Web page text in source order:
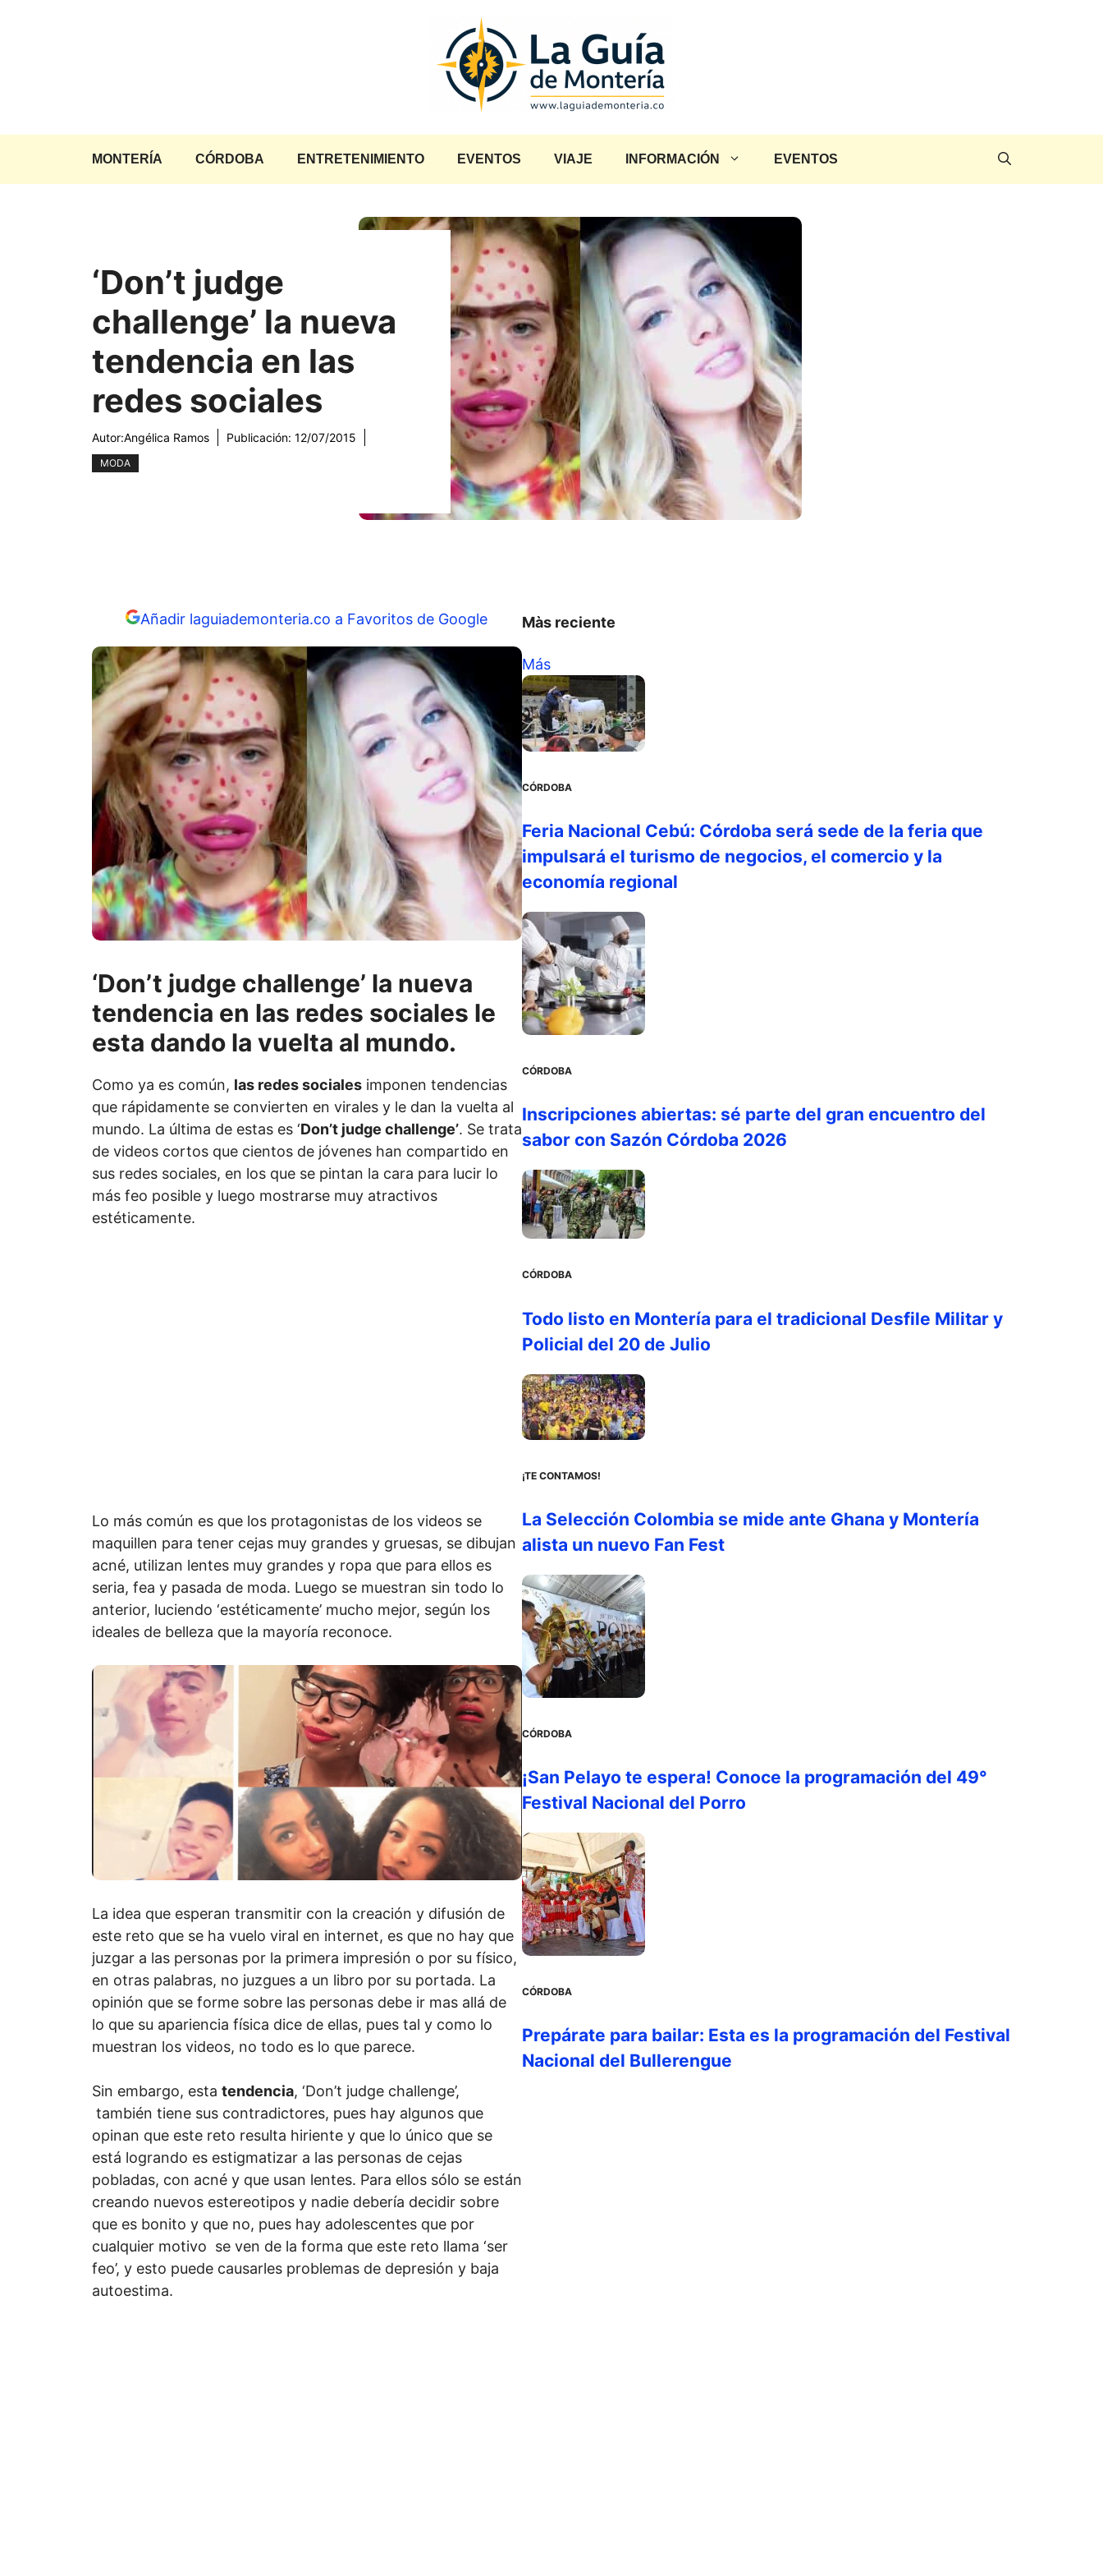
MONTERÍA CÓRDOBA ENTRETENIMIENTO EVENTOS VIAJE INFORMACIÓN EVENTOS
‘Don’t judge
challenge’ la nueva
tendencia en las
redes sociales
Autor:Angélica Ramos Publicación: 12/07/2015
MODA
Añadir laguiademonteria.co a Favoritos de Google
‘Don’t judge challenge’ la nueva
tendencia en las redes sociales le
esta dando la vuelta al mundo.
Como ya es común, las redes sociales imponen tendencias
que rápidamente se convierten en virales y le dan la vuelta al
mundo. La última de estas es ‘Don’t judge challenge’. Se trata
de videos cortos que cientos de jóvenes han compartido en
sus redes sociales, en los que se pintan la cara para lucir lo
más feo posible y luego mostrarse muy atractivos
estéticamente.
Lo más común es que los protagonistas de los videos se
maquillen para tener cejas muy grandes y gruesas, se dibujan
acné, utilizan lentes muy grandes y ropa que para ellos es
seria, fea y pasada de moda. Luego se muestran sin todo lo
anterior, luciendo ‘estéticamente’ mucho mejor, según los
ideales de belleza que la mayoría reconoce.
La idea que esperan transmitir con la creación y difusión de
este reto que se ha vuelo viral en internet, es que no hay que
juzgar a las personas por la primera impresión o por su físico,
en otras palabras, no juzgues a un libro por su portada. La
opinión que se forme sobre las personas debe ir mas allá de
lo que su apariencia física dice de ellas, pues tal y como lo
muestran los videos, no todo es lo que parece.
Sin embargo, esta tendencia, ‘Don’t judge challenge’,
también tiene sus contradictores, pues hay algunos que
opinan que este reto resulta hiriente y que lo único que se
está logrando es estigmatizar a las personas de cejas
pobladas, con acné y que usan lentes. Para ellos sólo se están
creando nuevos estereotipos y nadie debería decidir sobre
que es bonito y que no, pues hay adolescentes que por
cualquier motivo se ven de la forma que este reto llama ‘ser
feo’, y esto puede causarles problemas de depresión y baja
autoestima.
Màs reciente
Más
CÓRDOBA
Feria Nacional Cebú: Córdoba será sede de la feria que
impulsará el turismo de negocios, el comercio y la
economía regional
CÓRDOBA
Inscripciones abiertas: sé parte del gran encuentro del
sabor con Sazón Córdoba 2026
CÓRDOBA
Todo listo en Montería para el tradicional Desfile Militar y
Policial del 20 de Julio
¡TE CONTAMOS!
La Selección Colombia se mide ante Ghana y Montería
alista un nuevo Fan Fest
CÓRDOBA
¡San Pelayo te espera! Conoce la programación del 49°
Festival Nacional del Porro
CÓRDOBA
Prepárate para bailar: Esta es la programación del Festival
Nacional del Bullerengue